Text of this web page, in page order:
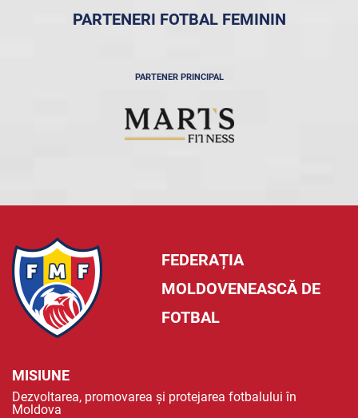
PARTENERI FOTBAL FEMININ
PARTENER PRINCIPAL
FEDERAȚIA
MOLDOVENEASCĂ DE
FOTBAL
MISIUNE
Dezvoltarea, promovarea și protejarea fotbalului în
Moldova